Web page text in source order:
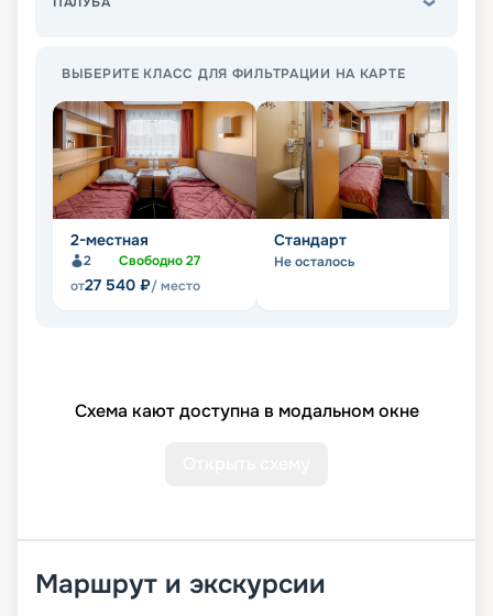
ВЫБЕРИТЕ КЛАСС ДЛЯ ФИЛЬТРАЦИИ НА КАРТЕ
2-местная
2 Свободно27
от27 540 ₽/ место
Стандарт
Не осталось
Схема кают доступна в модальном окне
Маршрут и экскурсии